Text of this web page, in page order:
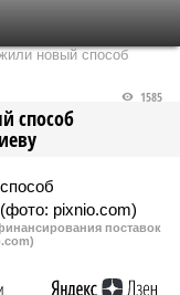
новый способ
способ
1585
поставок